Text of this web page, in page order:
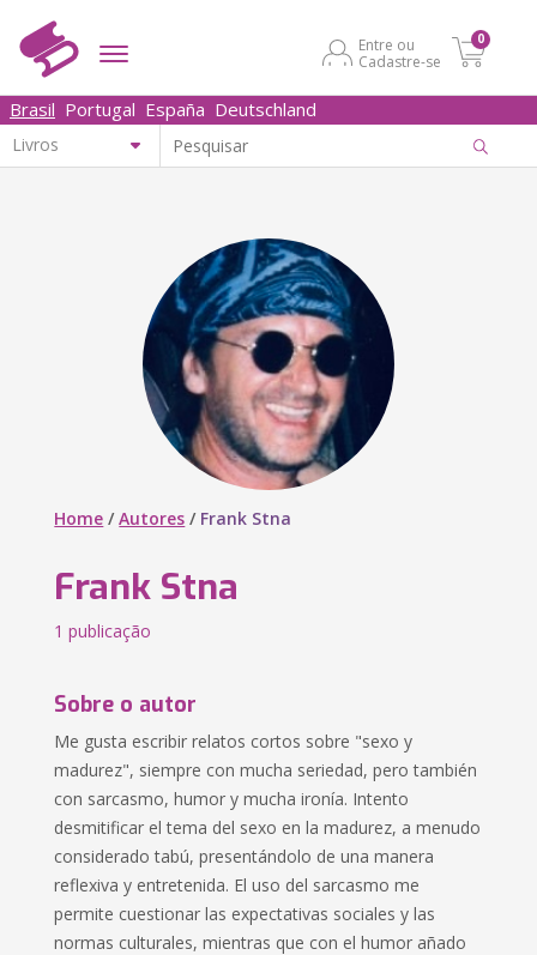
Entre ou
Cadastre-se
0
Brasil Portugal España Deutschland
Home /Autores / Frank Stna
Frank Stna
1 publicação
Sobre o autor
Me gusta escribir relatos cortos sobre "sexo y
madurez", siempre con mucha seriedad, pero también
con sarcasmo, humor y mucha ironía. Intento
desmitificar el tema del sexo en la madurez, a menudo
considerado tabú, presentándolo de una manera
reflexiva y entretenida. El uso del sarcasmo me
permite cuestionar las expectativas sociales y las
normas culturales, mientras que con el humor añado